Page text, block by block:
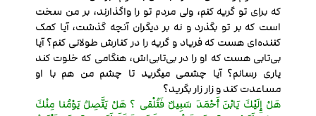
که برای تو گریه کنم، ولی مردم تو را وا‌گذارند، بر من سخت
است که بر تو بگذرد و نه بر دیگران آنچه گذشت، آیا کمک
کننده‌ای هست که فریاد و گریه را در کنارش طولانی کنم؟ آیا
بی‌تابی هست که او را در بی‌تابی‌اش، هنگامی که خلوت کند
یاری رسانم؟ آیا چشمی میگرید تا چشم من هم با او
مساعدت کند و زار زار بگرید؟
هَلْ إِلَيْكَ يَابْنَ أَحْمَدَ سَبِيلٌ فَتُلْقى ؟ هَلْ يَتَّصِلُ يَوْمُنا مِنْكَ